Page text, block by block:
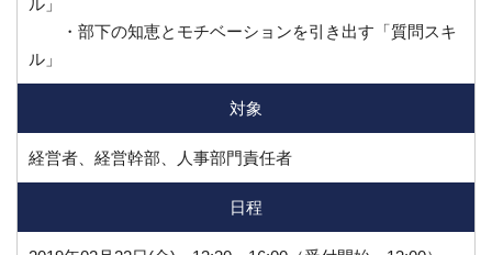
ル」
・部下の知恵とモチベーションを引き出す「質問スキ
ル」
対象
経営者、経営幹部、人事部門責任者
日程